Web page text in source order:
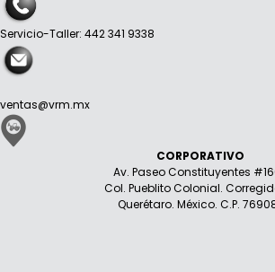
Servicio-Taller: 442 341 9338
ventas@vrm.mx
CORPORATIVO
Av. Paseo Constituyentes
Col. Pueblito Colonial.
Querétaro. México. C.P.